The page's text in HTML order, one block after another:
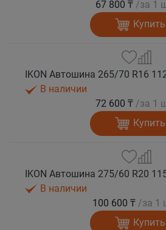
67 800 ₸ /за 1
Купить
В наличии
72 600 ₸ /за 1
Купить
В наличии
100 600 ₸ /за 1
Купить